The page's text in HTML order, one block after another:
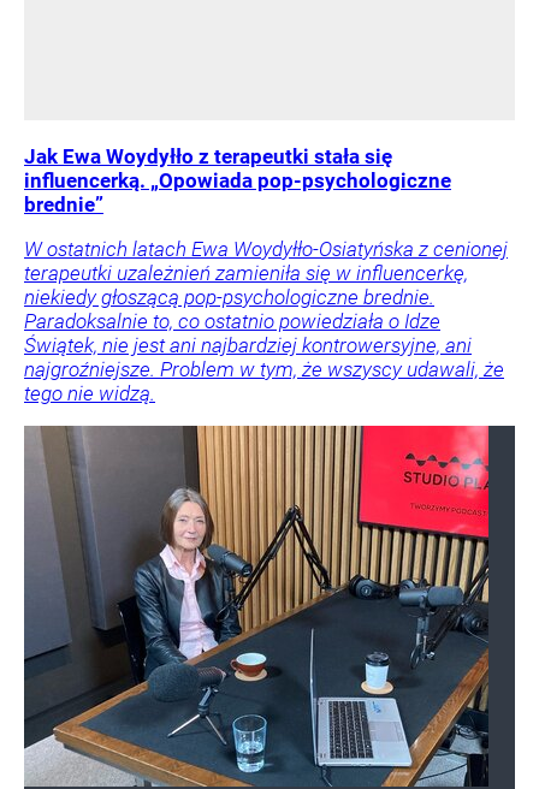
Jak Ewa Woydyłło z terapeutki stała się
influencerką. „Opowiada pop-psychologiczne
brednie”
W ostatnich latach Ewa Woydyłło-Osiatyńska z cenionej
terapeutki uzależnień zamieniła się w influencerkę,
niekiedy głoszącą pop-psychologiczne brednie.
Paradoksalnie to, co ostatnio powiedziała o Idze
Świątek, nie jest ani najbardziej kontrowersyjne, ani
najgroźniejsze. Problem w tym, że wszyscy udawali, że
tego nie widzą.